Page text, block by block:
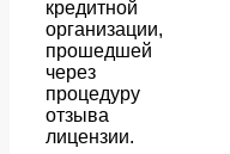
кредитной
организации,
прошедшей
через
процедуру
отзыва
лицензии.